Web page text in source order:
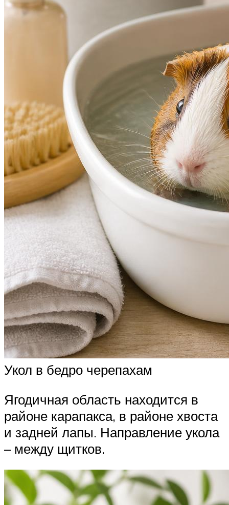
Укол в бедро черепахам
Ягодичная область находится в
районе карапакса, в районе хвоста
и задней лапы. Направление укола
– между щитков.